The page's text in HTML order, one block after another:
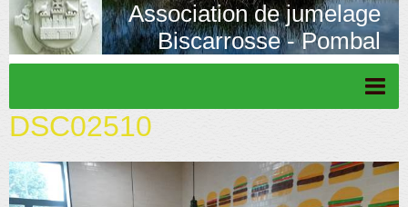
Association de jumelage
Biscarrosse - Pombal
Page d'accueil
Actu/News
Rétrospective
DSC02510